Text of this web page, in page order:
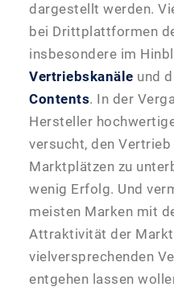
dargestellt werden.
bei Drittplattformen
insbesondere im
Vertriebskanäle und
Contents. In der
Hersteller
versucht, den
Marktplätzen zu
wenig Erfolg. Und
meisten Marken mit
Attraktivität der
vielversprechenden
entgehen lassen